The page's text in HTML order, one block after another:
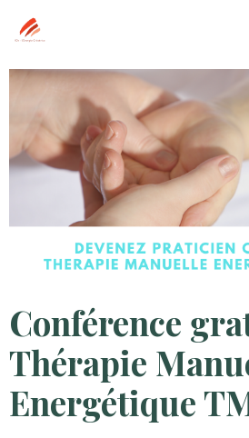
Conférence
Thérapie
Energétique